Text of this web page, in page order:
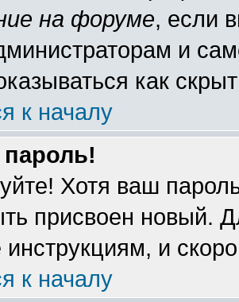
на форуме, если
и
как
к началу
Хотя ваш
присвоен новый.
инструкциям, и
к началу